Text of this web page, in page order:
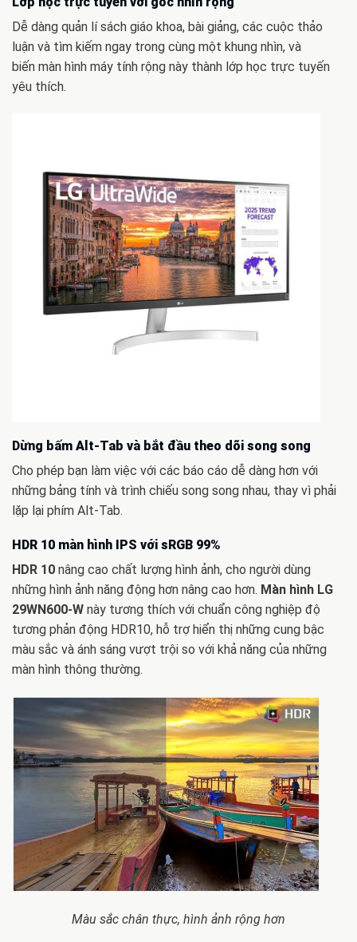
Dễ dàng quản lí sách giáo khoa, bài giảng, các cuộc thảo
luận và tìm kiếm ngay trong cùng một khung nhìn, và
biến màn hình máy tính rộng này thành lớp học trực tuyến
yêu thích.
Dừng bấm Alt-Tab và bắt đầu theo dõi song song
Cho phép bạn làm việc với các báo cáo dễ dàng hơn với
những bảng tính và trình chiếu song song nhau, thay vì phải
lặp lại phím Alt-Tab.
HDR 10 màn hình IPS với sRGB 99%
HDR 10 nâng cao chất lượng hình ảnh, cho người dùng
những hình ảnh năng động hơn nâng cao hơn. Màn hình LG
29WN600-W này tương thích với chuẩn công nghiệp độ
tương phản động HDR10, hỗ trợ hiển thị những cung bậc
màu sắc và ánh sáng vượt trội so với khả năng của những
màn hình thông thường.
Màu sắc chân thực, hình ảnh rộng hơn